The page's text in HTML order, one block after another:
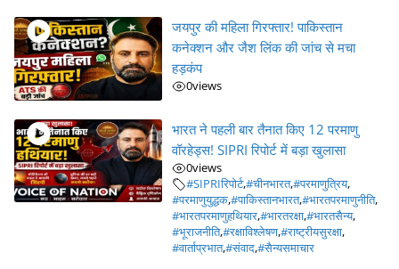
जयपुर की महिला गिरफ्तार! पाकिस्तान
कनेक्शन और जैश लिंक की जांच से मचा
हड़कंप
0views
भारत ने पहली बार तैनात किए 12 परमाणु
वॉरहेड्स! SIPRI रिपोर्ट में बड़ा खुलासा
0views
#SIPRIरिपोर्ट,#चीनभारत,#परमाणुत्रिय,
#परमाणुयुद्धक,#पाकिस्तानभारत,#भारतपरमाणुनीति,
#भारतपरमाणुहथियार,#भारतरक्षा,#भारतसैन्य,
#भूराजनीति,#रक्षाविश्लेषण,#राष्ट्रीयसुरक्षा,
#वार्ताप्रभात,#संवाद,#सैन्यसमाचार